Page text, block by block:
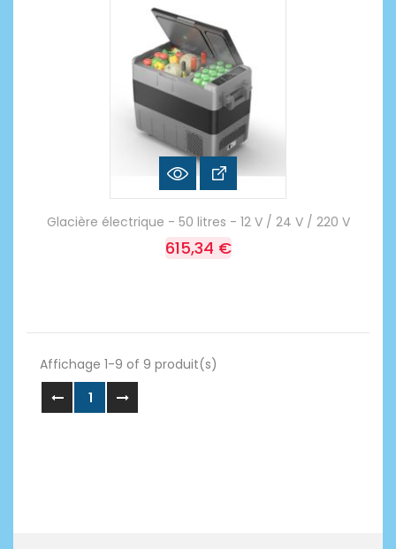
Glacière électrique - 50 litres - 12 V / 24 V / 220 V
615,34 €
Affichage 1-9 of 9 produit(s)
1